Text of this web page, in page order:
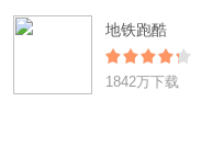
地铁跑酷
1842万下载